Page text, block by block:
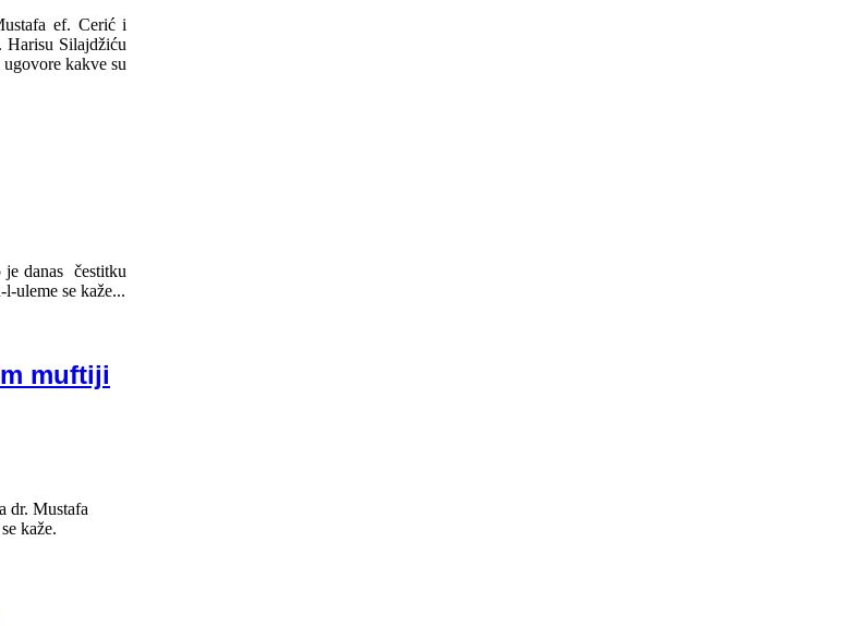
ef. Cerić i
Harisu Silajdžiću
kakve su
danas čestitku
uleme se kaže...
muftiji
dr. Mustafa
kaže.